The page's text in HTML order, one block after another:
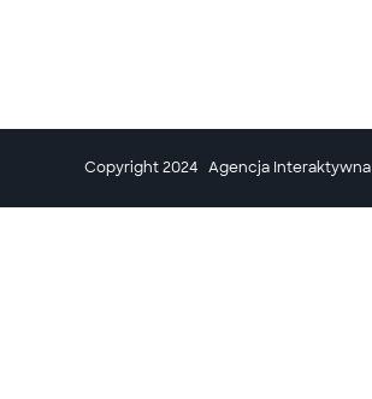
Copyright 2024 Agencja Interaktywna